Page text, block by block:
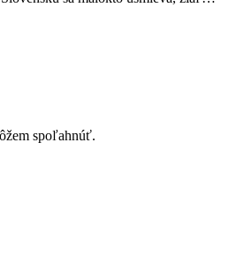
spoľahnúť.